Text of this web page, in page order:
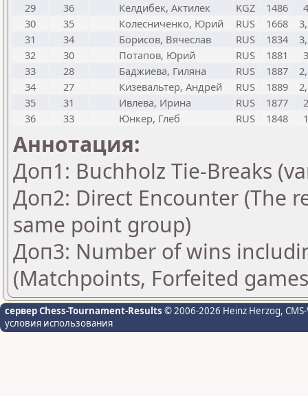
29
36 Келдибек, Актилек KGZ 1486
4
30
35 Колесниченко, Юрий RUS 1668
31
34 Борисов, Вячеслав RUS 1834
32
30 Потапов, Юрий RUS 1881
3
33
28 Баджиева, Гиляна RUS 1887
34
27 Кизевальтер, Андрей RUS 1889
35
31 Ивлева, Ирина RUS 1877
2
36
33 Юнкер, Глеб RUS 1848 1
Аннотация:
Доп1: Buchholz Tie-Breaks
Доп2: Direct Encounter (The
same point group)
Доп3: Number of wins
(Matchpoints, Forfeited
сервер Chess-Tournament-Results © 2006-2026 Heinz Herzog,
условия использования